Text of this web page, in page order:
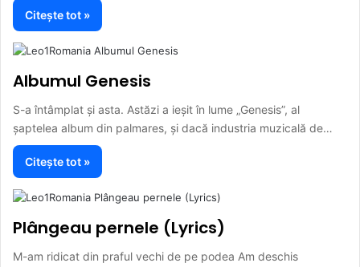
Citește tot »
Albumul Genesis
S-a întâmplat și asta. Astăzi a ieșit în lume „Genesis”, al
șaptelea album din palmares, și dacă industria muzicală de…
Citește tot »
Plângeau pernele (Lyrics)
M-am ridicat din praful vechi de pe podea Am deschis